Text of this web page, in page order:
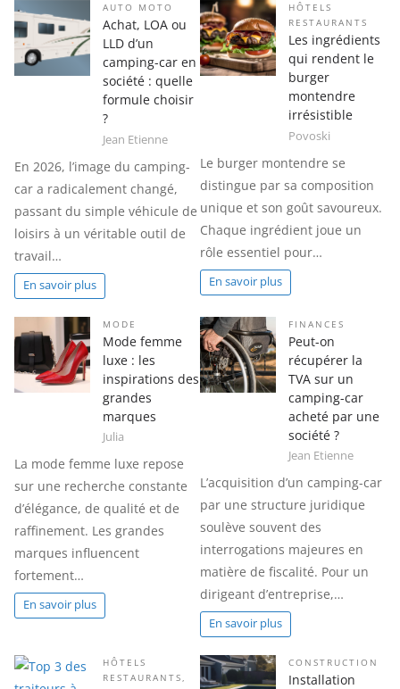
AUTO MOTO
Achat, LOA ou
LLD d’un
camping-car en
société : quelle
formule choisir
?
Jean Etienne
En 2026, l’image du camping-
car a radicalement changé,
passant du simple véhicule de
loisirs à un véritable outil de
travail…
En savoir plus
HÔTELS
RESTAURANTS
Les ingrédients
qui rendent le
burger
montendre
irrésistible
Povoski
Le burger montendre se
distingue par sa composition
unique et son goût savoureux.
Chaque ingrédient joue un
rôle essentiel pour…
En savoir plus
MODE
Mode femme
luxe : les
inspirations des
grandes
marques
Julia
La mode femme luxe repose
sur une recherche constante
d’élégance, de qualité et de
raffinement. Les grandes
marques influencent
fortement…
En savoir plus
FINANCES
Peut-on
récupérer la
TVA sur un
camping-car
acheté par une
société ?
Jean Etienne
L’acquisition d’un camping-car
par une structure juridique
soulève souvent des
interrogations majeures en
matière de fiscalité. Pour un
dirigeant d’entreprise,…
En savoir plus
HÔTELS
RESTAURANTS,
CONSTRUCTION
Installation